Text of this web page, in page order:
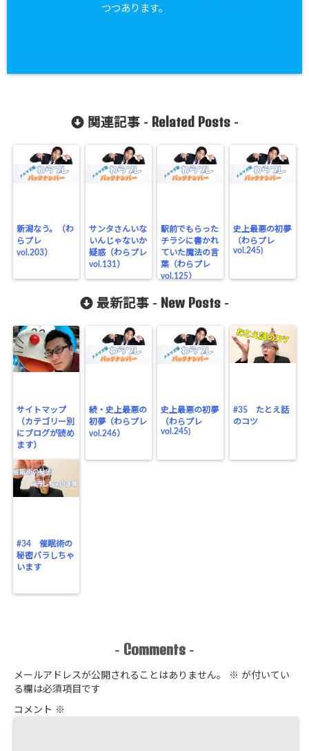
つつあります。
関連記事 - Related Posts-
新潟なう。（わ
らプレ
vol.203）
サンタさんいな
いんじゃないか
疑惑（わらプレ
vol.131）
駅前でもらった
チラシに書かれ
ていた魔法の言
葉（わらプレ
vol.125）
史上最悪の初夢
（わらプレ
vol.245)
最新記事 - New Posts -
サイトマップ
（カテゴリー別
にブログが読め
ます）
続・史上最悪の
初夢（わらプレ
vol.246）
史上最悪の初夢
（わらプレ
vol.245)
#35 たとえ話
のコツ
#34 催眠術の
秘密バラしちゃ
います
- Comments -
メールアドレスが公開されることはありません。 ※ が付いてい
る欄は必須項目です
コメント ※